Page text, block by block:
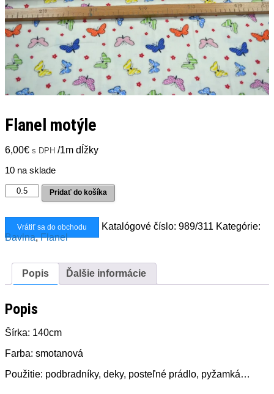
Flanel motýle
6,00€ s DPH /1m dĺžky
10 na sklade
množstvo
Flanel
Pridať do košíka
Vrátiť sa do obchodu Katalógové číslo: 989/311 Kategórie:
Bavlna,Flanel
Popis Ďalšie informácie
Popis
Šírka: 140cm
Farba: smotanová
Použitie: podbradníky, deky, posteľné prádlo, pyžamká…